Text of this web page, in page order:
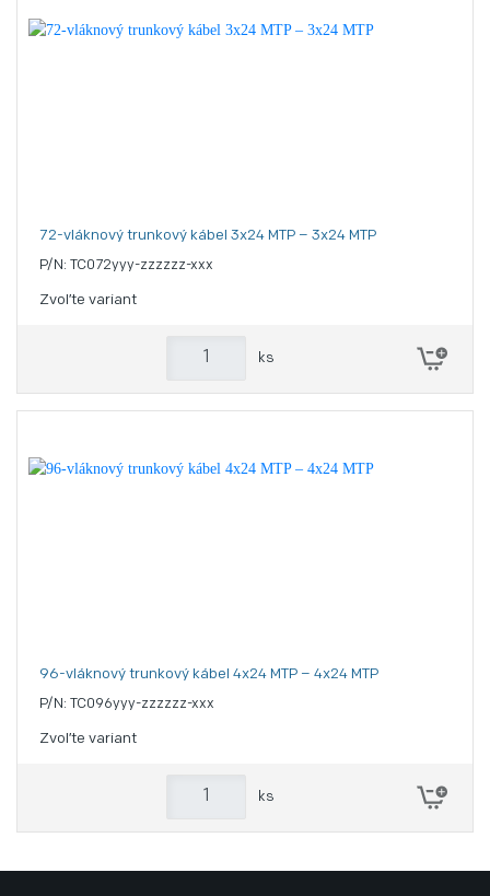
72-vláknový trunkový kábel 3x24 MTP – 3x24 MTP
P/N: TC072yyy-zzzzzz-xxx
Zvoľte variant
ks
96-vláknový trunkový kábel 4x24 MTP – 4x24 MTP
P/N: TC096yyy-zzzzzz-xxx
Zvoľte variant
ks